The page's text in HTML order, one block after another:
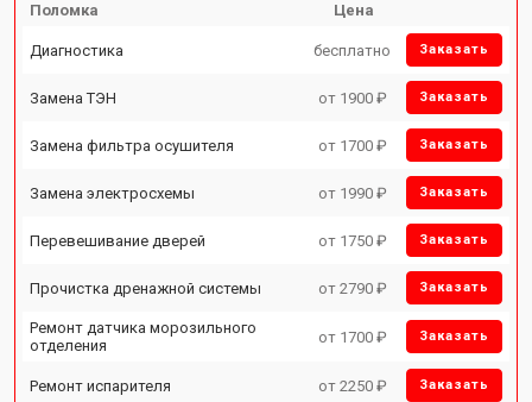
Поломка Цена
Диагностика бесплатно Заказать
Замена ТЭН от 1900 ₽ Заказать
Замена фильтра осушителя от 1700 ₽ Заказать
Замена электросхемы от 1990 ₽ Заказать
Перевешивание дверей от 1750 ₽ Заказать
Прочистка дренажной системы от 2790 ₽ Заказать
Ремонт датчика морозильного
отделения
от 1700 ₽ Заказать
Ремонт испарителя от 2250 ₽ Заказать